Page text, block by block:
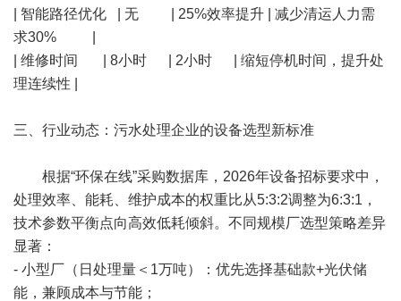
| 智能路径优化 | 无 | 25%效率提升 | 减少清运人力需
求30% |
| 维修时间 | 8小时 | 2小时 | 缩短停机时间，提升处
理连续性 |
三、行业动态：污水处理企业的设备选型新标准
根据“环保在线”采购数据库，2026年设备招标要求中，
处理效率、能耗、维护成本的权重比从5:3:2调整为6:3:1，
技术参数平衡点向高效低耗倾斜。不同规模厂选型策略差异
显著：
- 小型厂（日处理量＜1万吨）：优先选择基础款+光伏储
能，兼顾成本与节能；